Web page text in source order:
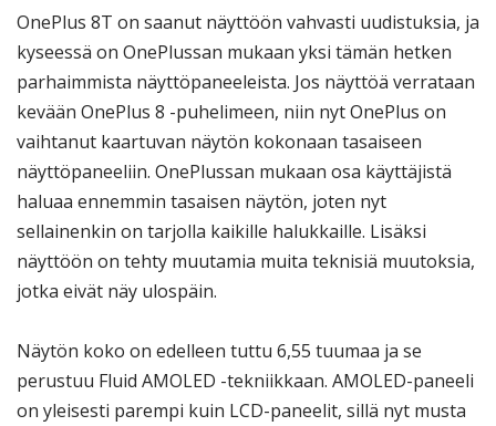
OnePlus 8T on saanut näyttöön vahvasti uudistuksia, ja
kyseessä on OnePlussan mukaan yksi tämän hetken
parhaimmista näyttöpaneeleista. Jos näyttöä verrataan
kevään OnePlus 8 -puhelimeen, niin nyt OnePlus on
vaihtanut kaartuvan näytön kokonaan tasaiseen
näyttöpaneeliin. OnePlussan mukaan osa käyttäjistä
haluaa ennemmin tasaisen näytön, joten nyt
sellainenkin on tarjolla kaikille halukkaille. Lisäksi
näyttöön on tehty muutamia muita teknisiä muutoksia,
jotka eivät näy ulospäin.
Näytön koko on edelleen tuttu 6,55 tuumaa ja se
perustuu Fluid AMOLED -tekniikkaan. AMOLED-paneeli
on yleisesti parempi kuin LCD-paneelit, sillä nyt musta